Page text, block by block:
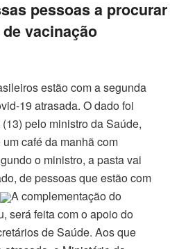
pessoas a procurar
vacinação
estão com a segunda
19 atrasada. O dado foi
pelo ministro da Saúde,
café da manhã com
o ministro, a pasta vai
de pessoas que estão com
A complementação do
será feita com o apoio do
de Saúde. Aos que